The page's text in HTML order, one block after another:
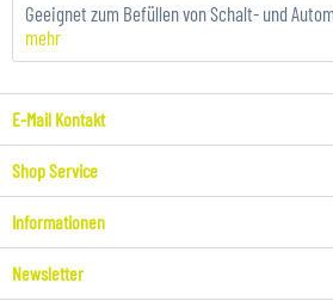
Geeignet zum Befüllen von Schalt- und
mehr
E-Mail Kontakt
Shop Service
Informationen
Newsletter